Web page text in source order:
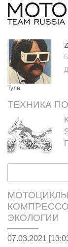
Тула
ТЕХНИКА
ЭКОЛОГИИ
07.03.2021